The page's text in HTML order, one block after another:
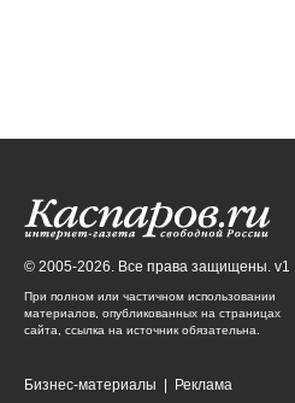
© 2005-2026. Все права защищены. v1
При полном или частичном использовании
материалов, опубликованных на страницах
сайта, ссылка на источник обязательна.
Бизнес-материалы Реклама